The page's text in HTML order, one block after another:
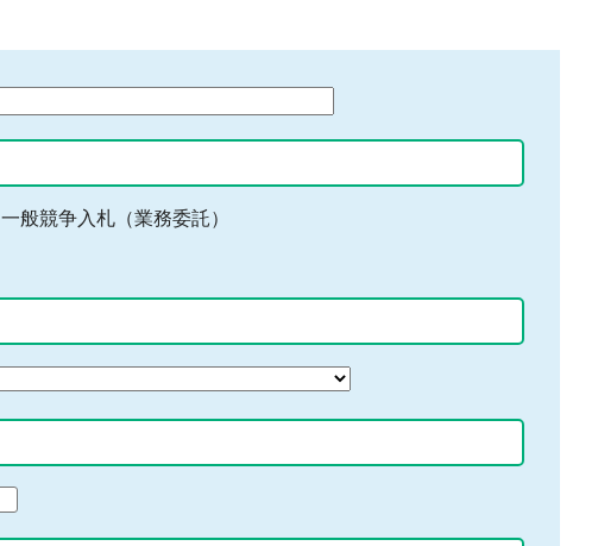
一般競争入札（業務委託）